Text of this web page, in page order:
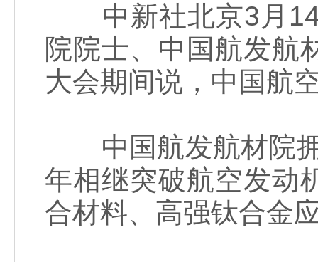
中新社北京3月14
院院士、中国航发航
大会期间说，中国航
中国航发航材院拥
年相继突破航空发动
合材料、高强钛合金